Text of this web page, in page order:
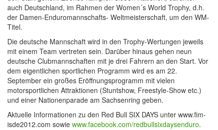
auch Deutschland, im Rahmen der Women´s World Trophy, d.h.
der Damen-Enduromannschafts- Weltmeisterschaft, um den WM-
Titel.
Die deutsche Mannschaft wird in den Trophy-Wertungen jeweils
mit einem Team vertreten sein. Darüber hinaus gehen neun
deutsche Clubmannschaften mit je drei Fahrern an den Start. Vor
dem eigentlichen sportlichen Programm wird es am 22.
September ein großes Eröffnungsprogramm mit vielen
motorsportlichen Attraktionen (Stuntshow, Freestyle-Show etc.)
und einer Nationenparade am Sachsenring geben.
Aktuelle Informationen zu den Red Bull SIX DAYS unter www.fim-
isde2012.com sowie www.facebook.com/redbullsixdaysenduro.